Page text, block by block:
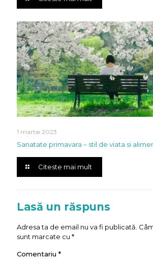
1 martie 2023
Sanatate primavara – stil de viata si
Citeste mai mult
Lasă un răspuns
Adresa ta de email nu va fi publicată.
sunt marcate cu *
Comentariu *